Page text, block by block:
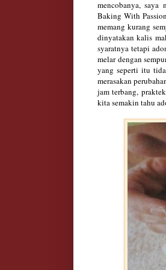
mencobanya, saya
Baking With
memang kurang
dinyatakan kalis
syaratnya tetapi
melar dengan
yang seperti itu
merasakan
jam terbang,
kita semakin tahu